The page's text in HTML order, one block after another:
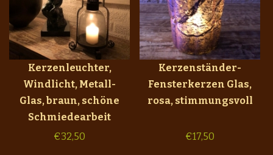
Kerzenleuchter,
Windlicht, Metall-
Glas, braun, schöne
Schmiedearbeit
€32,50
Kerzenständer-
Fensterkerzen Glas,
rosa, stimmungsvoll
€17,50